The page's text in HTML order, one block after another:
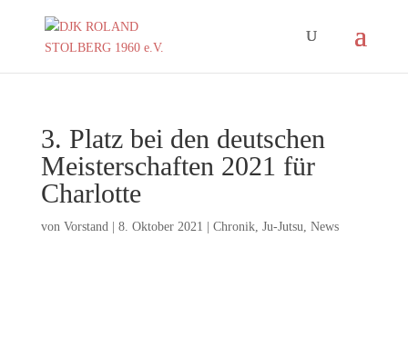
3. Platz bei den deutschen
Meisterschaften 2021 für
Charlotte
von Vorstand| 8. Oktober 2021 Chronik, Ju-Jutsu, News